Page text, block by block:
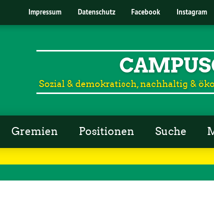
Impressum Datenschutz Facebook Instagram
Sozial & demokratisch, nachhaltig &
Gremien Positionen Suche